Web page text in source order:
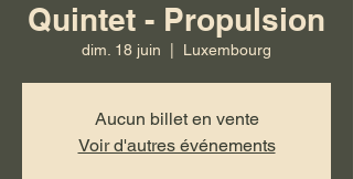
Quintet - Propulsion
dim. 18 juin Luxembourg
Aucun billet en vente
Voir d'autres événements